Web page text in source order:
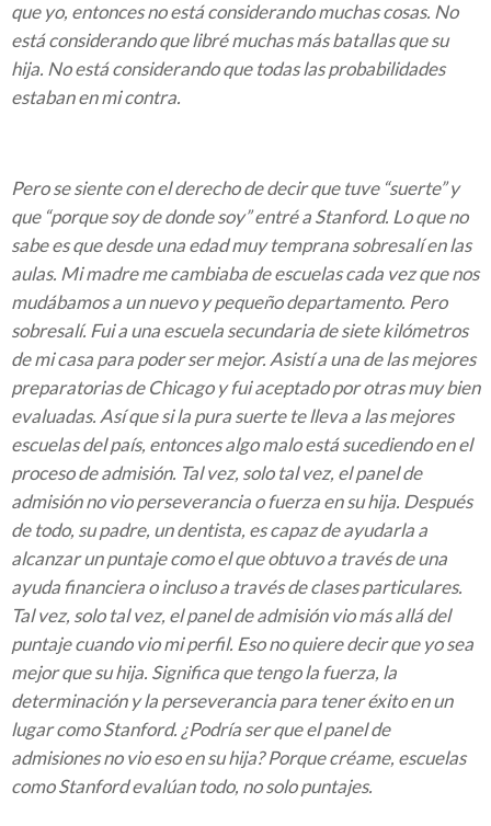
que yo, entonces no está considerando muchas cosas. No
está considerando que libré muchas más batallas que su
hija. No está considerando que todas las probabilidades
estaban en mi contra.
Pero se siente con el derecho de decir que tuve “suerte” y
que “porque soy de donde soy” entré a Stanford. Lo que no
sabe es que desde una edad muy temprana sobresalí en las
aulas. Mi madre me cambiaba de escuelas cada vez que nos
mudábamos a un nuevo y pequeño departamento. Pero
sobresalí. Fui a una escuela secundaria de siete kilómetros
de mi casa para poder ser mejor. Asistí a una de las mejores
preparatorias de Chicago y fui aceptado por otras muy bien
evaluadas. Así que si la pura suerte te lleva a las mejores
escuelas del país, entonces algo malo está sucediendo en el
proceso de admisión. Tal vez, solo tal vez, el panel de
admisión no vio perseverancia o fuerza en su hija. Después
de todo, su padre, un dentista, es capaz de ayudarla a
alcanzar un puntaje como el que obtuvo a través de una
ayuda financiera o incluso a través de clases particulares.
Tal vez, solo tal vez, el panel de admisión vio más allá del
puntaje cuando vio mi perfil. Eso no quiere decir que yo sea
mejor que su hija. Significa que tengo la fuerza, la
determinación y la perseverancia para tener éxito en un
lugar como Stanford. ¿Podría ser que el panel de
admisiones no vio eso en su hija? Porque créame, escuelas
como Stanford evalúan todo, no solo puntajes.